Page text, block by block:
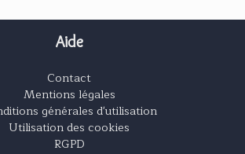
Aide
Contact
Mentions légales
générales d'utilisation
Utilisation des cookies
RGPD